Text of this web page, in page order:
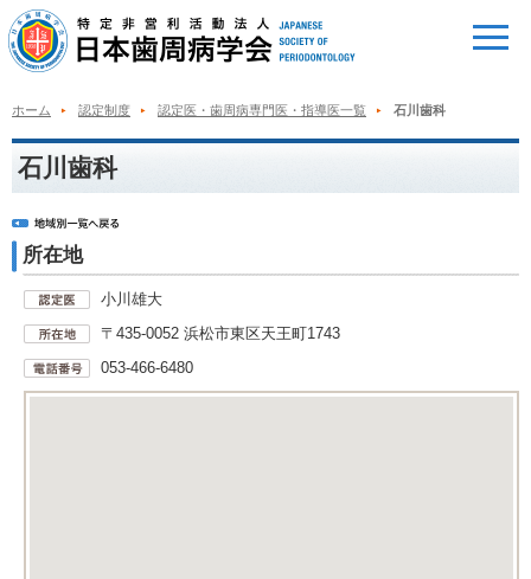
ホーム 認定制度 認定医・歯周病専門医・指導医一覧 石川歯科
石川歯科
所在地
小川雄大
〒435-0052 浜松市東区天王町1743
053-466-6480